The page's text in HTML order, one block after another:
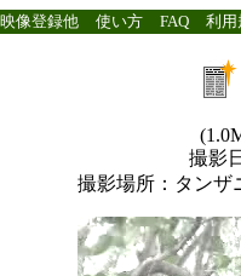
映像登録他 使い方 FAQ 利用
撮影
撮影場所：タンザ